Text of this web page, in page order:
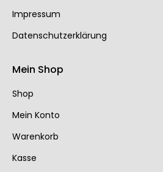
Impressum
Datenschutzerklärung
Mein Shop
Shop
Mein Konto
Warenkorb
Kasse